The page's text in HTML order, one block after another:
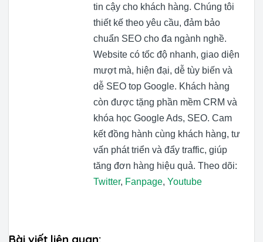
tin cậy cho khách hàng. Chúng tôi
thiết kế theo yêu cầu, đảm bảo
chuẩn SEO cho đa ngành nghề.
Website có tốc độ nhanh, giao diện
mượt mà, hiện đại, dễ tùy biến và
dễ SEO top Google. Khách hàng
còn được tặng phần mềm CRM và
khóa học Google Ads, SEO. Cam
kết đồng hành cùng khách hàng, tư
vấn phát triển và đẩy traffic, giúp
tăng đơn hàng hiệu quả. Theo dõi:
Twitter, Fanpage, Youtube
Bài viết liên quan: